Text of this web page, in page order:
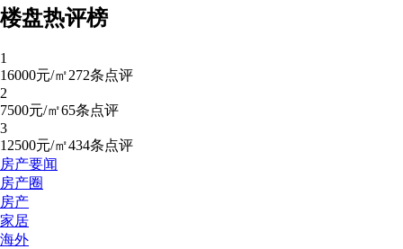
楼盘热评榜
1
16000元/㎡272条点评
2
7500元/㎡65条点评
3
12500元/㎡434条点评
房产要闻
房产圈
房产
家居
海外